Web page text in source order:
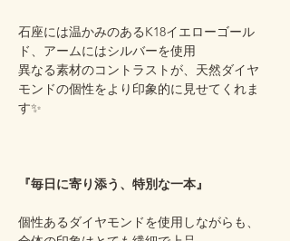
石座には温かみのあるK18イエローゴール
ド、アームにはシルバーを使用
異なる素材のコントラストが、天然ダイヤ
モンドの個性をより印象的に見せてくれま
す✨
『毎日に寄り添う、特別な一本』
個性あるダイヤモンドを使用しながらも、